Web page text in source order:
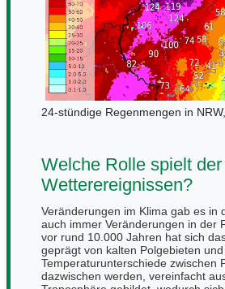
24-stündige Regenmengen in
Welche Rolle spielt
Wetterereignissen?
Veränderungen im Klima gab es in
auch immer Veränderungen in der
vor rund 10.000 Jahren hat sich
geprägt von kalten Polgebieten
Temperaturunterschiede zwischen
dazwischen werden, vereinfacht